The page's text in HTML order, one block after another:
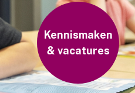
Kennismaken
& vacatures